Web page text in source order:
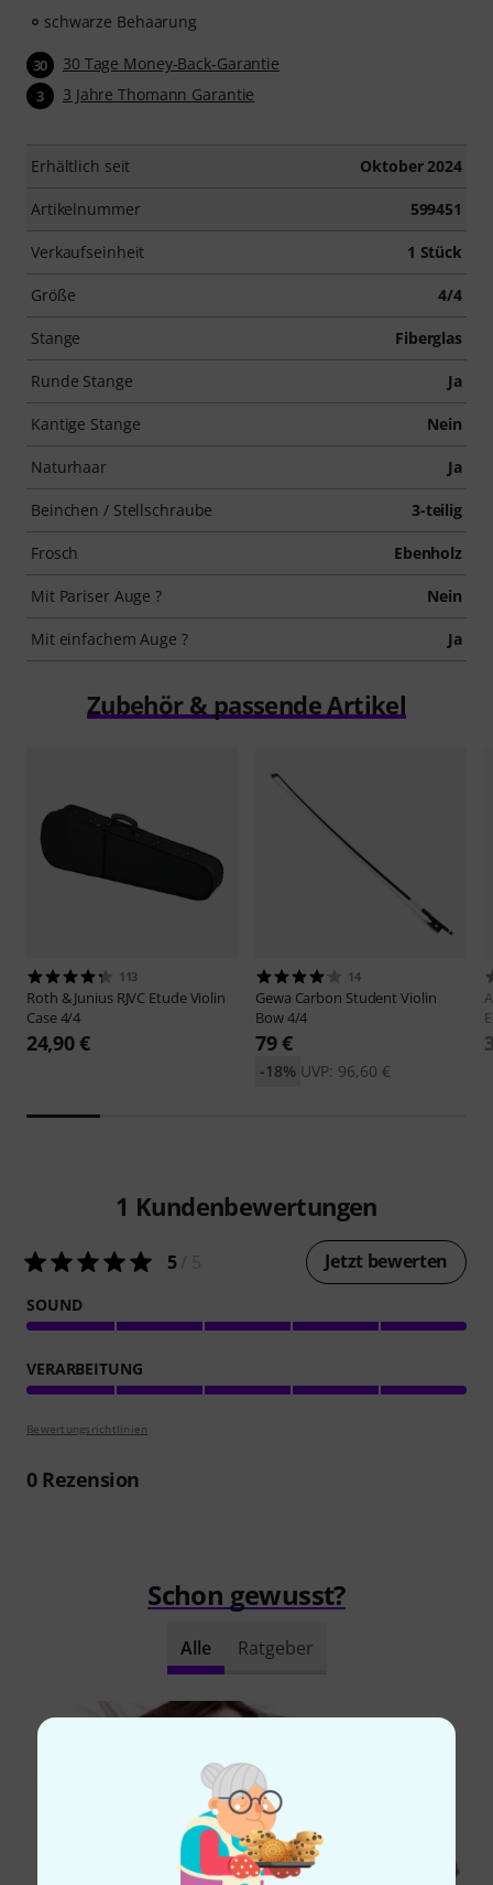
schwarze Behaarung
30 30 Tage Money-Back-Garantie
3 3 Jahre Thomann Garantie
Erhältlich seit Oktober 2024
Artikelnummer 599451
Verkaufseinheit 1 Stück
Größe 4/4
Stange Fiberglas
Runde Stange Ja
Kantige Stange Nein
Naturhaar Ja
Beinchen / Stellschraube 3-teilig
Frosch Ebenholz
Mit Pariser Auge ? Nein
Mit einfachem Auge ? Ja
Zubehör & passende Artikel
113
Roth & Junius RJVC Etude Violin
Case 4/4
24,90 €
14
Gewa Carbon Student Violin
Bow 4/4
79 €
UVP: 96,60 €
-18%
1 Kundenbewertungen
5/ 5 Jetzt bewerten
SOUND
VERARBEITUNG
Bewertungsrichtlinien
0Rezension
Schon gewusst?
Alle Ratgeber